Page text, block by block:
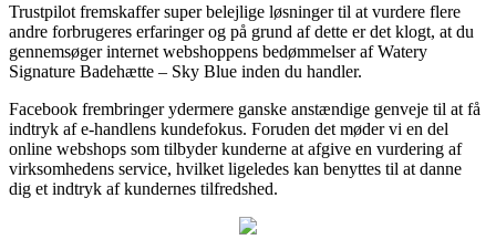
Trustpilot fremskaffer super belejlige løsninger til at vurdere flere
andre forbrugeres erfaringer og på grund af dette er det klogt, at du
gennemsøger internet webshoppens bedømmelser af Watery
Signature Badehætte – Sky Blue inden du handler.
Facebook frembringer ydermere ganske anstændige genveje til at få
indtryk af e-handlens kundefokus. Foruden det møder vi en del
online webshops som tilbyder kunderne at afgive en vurdering af
virksomhedens service, hvilket ligeledes kan benyttes til at danne
dig et indtryk af kundernes tilfredshed.